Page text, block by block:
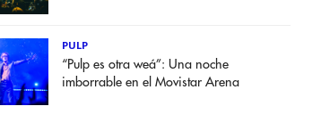
PULP
“Pulp es otra weá”: Una noche
imborrable en el Movistar Arena